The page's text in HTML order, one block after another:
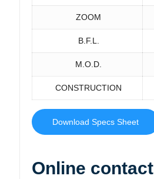
ZOOM
B.F.L.
M.O.D.
CONSTRUCTION
Download Specs Sheet
Online contact